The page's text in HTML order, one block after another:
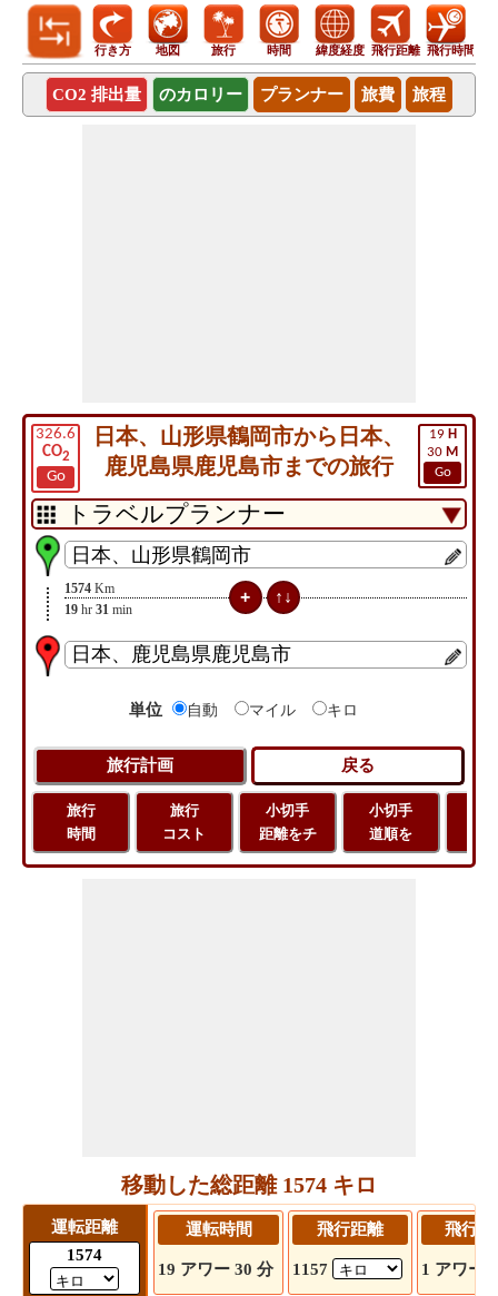
行き方 地図 旅行 時間 緯度経度 飛行距離 飛行時間
CO2 排出量 のカロリー プランナー 旅費 旅程
326.6
CO2
Go
19 H
30 M
Go
日本、山形県鶴岡市から日本、
鹿児島県鹿児島市までの旅行
1574 Km
19 hr 31 min
単位 自動 マイル キロ
旅行
時間
旅行
コスト
小切手
距離をチ
小切手
道順を
移動した総距離 1574 キロ
運転距離
1574
運転時間
19 アワー 30 分
飛行距離
1157
飛行時
1 アワー